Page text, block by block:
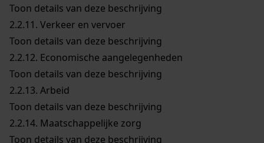
Toon details van deze beschrijving
2.2.11. Verkeer en vervoer
Toon details van deze beschrijving
2.2.12. Economische aangelegenheden
Toon details van deze beschrijving
2.2.13. Arbeid
Toon details van deze beschrijving
2.2.14. Maatschappelijke zorg
Toon details van deze beschrijving